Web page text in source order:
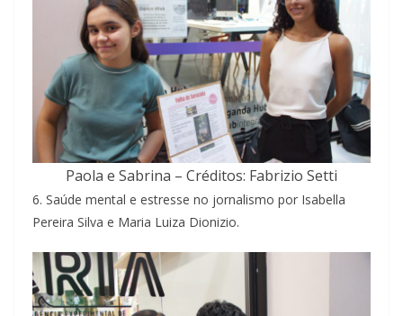
Paola e Sabrina – Créditos: Fabrizio Setti
6. Saúde mental e estresse no jornalismo por Isabella
Pereira Silva e Maria Luiza Dionizio.